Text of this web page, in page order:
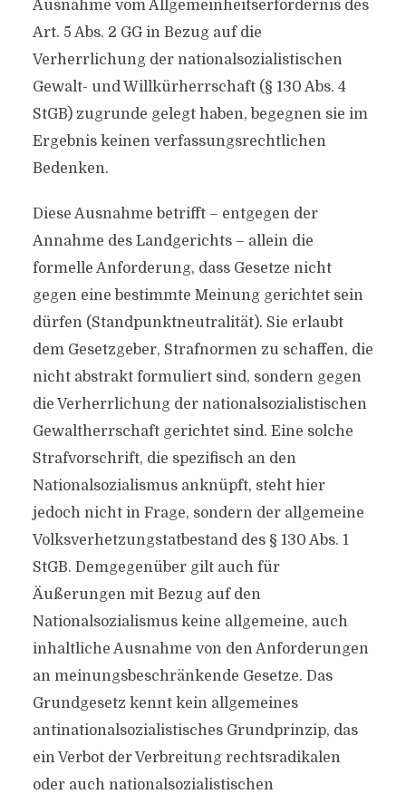
Ausnahme vom Allgemeinheitserfordernis des
Art. 5 Abs. 2 GG in Bezug auf die
Verherrlichung der nationalsozialistischen
Gewalt- und Willkürherrschaft (§ 130 Abs. 4
StGB) zugrunde gelegt haben, begegnen sie im
Ergebnis keinen verfassungsrechtlichen
Bedenken.
Diese Ausnahme betrifft – entgegen der
Annahme des Landgerichts – allein die
formelle Anforderung, dass Gesetze nicht
gegen eine bestimmte Meinung gerichtet sein
dürfen (Standpunktneutralität). Sie erlaubt
dem Gesetzgeber, Strafnormen zu schaffen, die
nicht abstrakt formuliert sind, sondern gegen
die Verherrlichung der nationalsozialistischen
Gewaltherrschaft gerichtet sind. Eine solche
Strafvorschrift, die spezifisch an den
Nationalsozialismus anknüpft, steht hier
jedoch nicht in Frage, sondern der allgemeine
Volksverhetzungstatbestand des § 130 Abs. 1
StGB. Demgegenüber gilt auch für
Äußerungen mit Bezug auf den
Nationalsozialismus keine allgemeine, auch
inhaltliche Ausnahme von den Anforderungen
an meinungsbeschränkende Gesetze. Das
Grundgesetz kennt kein allgemeines
antinationalsozialistisches Grundprinzip, das
ein Verbot der Verbreitung rechtsradikalen
oder auch nationalsozialistischen